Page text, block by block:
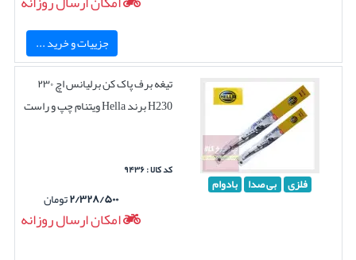
جزییات و خرید ...
فلزی بی صدا بادوام
تیغه برف پاک کن برلیانس اچ ۲۳۰
H230 برند Hella ویتنام چپ و راست
کد کالا : ۹۴۳۶
۲/۳۲۸/۵۰۰تومان
امکان ارسال روزانه